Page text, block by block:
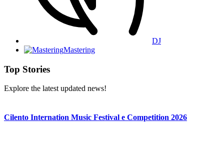
DJ
Mastering
Top Stories
Explore the latest updated news!
Cilento Internation Music Festival e Competition 2026